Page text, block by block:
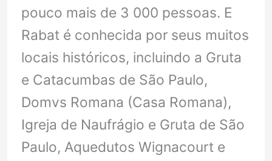
pouco mais de 3 000 pessoas. E
Rabat é conhecida por seus muitos
locais históricos, incluindo a Gruta
e Catacumbas de São Paulo,
Domvs Romana (Casa Romana),
Igreja de Naufrágio e Gruta de São
Paulo, Aquedutos Wignacourt e